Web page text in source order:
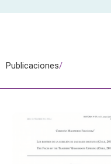
Publicaciones/